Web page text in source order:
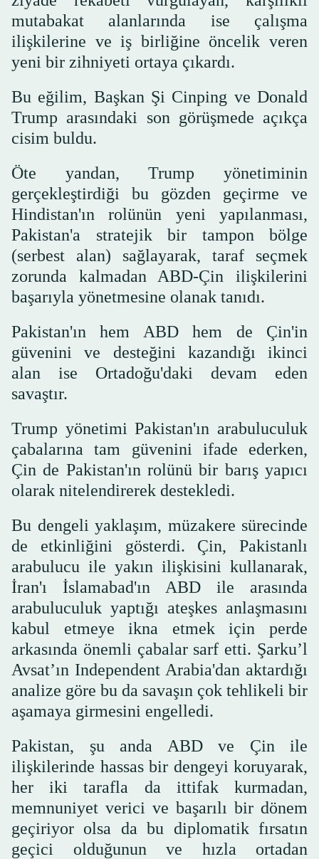
mutabakat alanlarında ise çalışma
ilişkilerine ve iş birliğine öncelik veren
yeni bir zihniyeti ortaya çıkardı.
Bu eğilim, Başkan Şi Cinping ve Donald
Trump arasındaki son görüşmede açıkça
cisim buldu.
Öte yandan, Trump yönetiminin
gerçekleştirdiği bu gözden geçirme ve
Hindistan'ın rolünün yeni yapılanması,
Pakistan'a stratejik bir tampon bölge
(serbest alan) sağlayarak, taraf seçmek
zorunda kalmadan ABD-Çin ilişkilerini
başarıyla yönetmesine olanak tanıdı.
Pakistan'ın hem ABD hem de Çin'in
güvenini ve desteğini kazandığı ikinci
alan ise Ortadoğu'daki devam eden
savaştır.
Trump yönetimi Pakistan'ın arabuluculuk
çabalarına tam güvenini ifade ederken,
Çin de Pakistan'ın rolünü bir barış yapıcı
olarak nitelendirerek destekledi.
Bu dengeli yaklaşım, müzakere sürecinde
de etkinliğini gösterdi. Çin, Pakistanlı
arabulucu ile yakın ilişkisini kullanarak,
İran'ı İslamabad'ın ABD ile arasında
arabuluculuk yaptığı ateşkes anlaşmasını
kabul etmeye ikna etmek için perde
arkasında önemli çabalar sarf etti. Şarku’l
Avsat’ın Independent Arabia'dan aktardığı
analize göre bu da savaşın çok tehlikeli bir
aşamaya girmesini engelledi.
Pakistan, şu anda ABD ve Çin ile
ilişkilerinde hassas bir dengeyi koruyarak,
her iki tarafla da ittifak kurmadan,
memnuniyet verici ve başarılı bir dönem
geçiriyor olsa da bu diplomatik fırsatın
geçici olduğunun ve hızla ortadan